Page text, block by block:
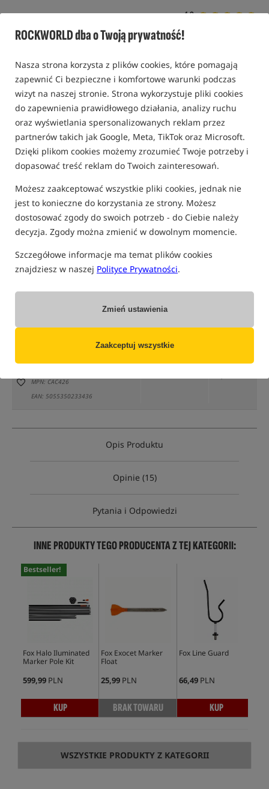
ROCKWORLD dba o Twoją prywatność!
Nasza strona korzysta z plików cookies, które pomagają
zapewnić Ci bezpieczne i komfortowe warunki podczas
wizyt na naszej stronie. Strona wykorzystuje pliki cookies
do zapewnienia prawidłowego działania, analizy ruchu
oraz wyświetlania spersonalizowanych reklam przez
partnerów takich jak Google, Meta, TikTok oraz Microsoft.
Dzięki plikom cookies możemy zrozumieć Twoje potrzeby i
dopasować treść reklam do Twoich zainteresowań.
Możesz zaakceptować wszystkie pliki cookies, jednak nie
jest to konieczne do korzystania ze strony. Możesz
dostosować zgody do swoich potrzeb - do Ciebie należy
decyzja. Zgody można zmienić w dowolnym momencie.
Szczegółowe informacje ma temat plików cookies
znajdziesz w naszej Polityce Prywatności.
Zmień ustawienia
Zaakceptuj wszystkie
4,9
15 opinii | ponad 350 osób kupiło ten produkt
"naszym magazynie"
Cena PLN
Standard
MPN: CAC426
EAN: 5055350233436
39.49
Opis Produktu
Opinie (15)
Pytania i Odpowiedzi
INNE PRODUKTY TEGO PRODUCENTA Z TEJ KATEGORII:
Bestseller!
Fox Halo Iluminated
Marker Pole Kit
599,99 PLN
KUP
Fox Exocet Marker
Float
25,99 PLN
BRAK TOWARU
Fox Line Guard
66,49 PLN
KUP
WSZYSTKIE PRODUKTY Z KATEGORII